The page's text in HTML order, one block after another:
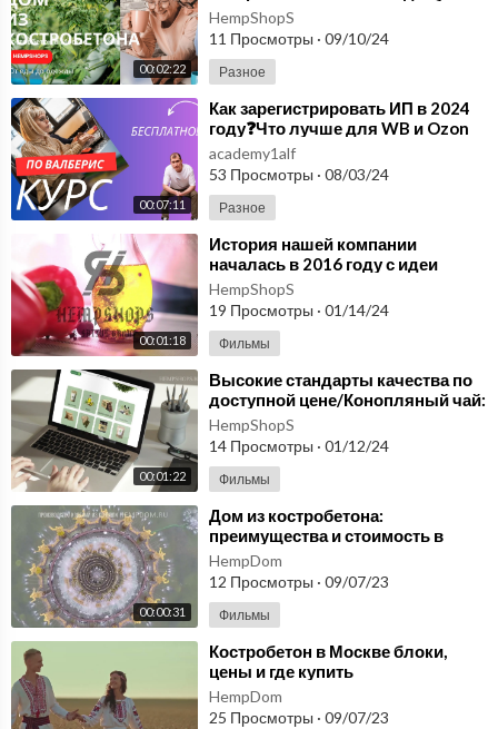
купить дизельную электростанцию
дизельные электростанции цена
00:02:22
по выгодной цене для
строительства дома.
HempShopS
11 Просмотры · 09/10/24
Разное
00:07:11
⁣Как зарегистрировать ИП в 2024
году❓Что лучше для WB и Ozon
ИП или самозанятость. Валберис
курс.
academy1alf
53 Просмотры · 08/03/24
Разное
00:01:18
⁣История нашей компании
началась в 2016 году с идеи
возродить использование
конопли. hempshops.biz
HempShopS
19 Просмотры · 01/14/24
Фильмы
00:01:22
⁣Высокие стандарты качества по
доступной цене/Конопляный чай:
Не Просто Чай, а Путь к
Благополучию!
HempShopS
14 Просмотры · 01/12/24
Фильмы
00:00:31
⁣Дом из костробетона:
преимущества и стоимость в
Москве. Костробетон блоки
купить Конопляный в Москве
HempDom
12 Просмотры · 09/07/23
Фильмы
⁣Костробетон в Москве блоки,
цены и где купить
HempDom
25 Просмотры · 09/07/23